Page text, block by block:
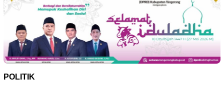
POLITIK